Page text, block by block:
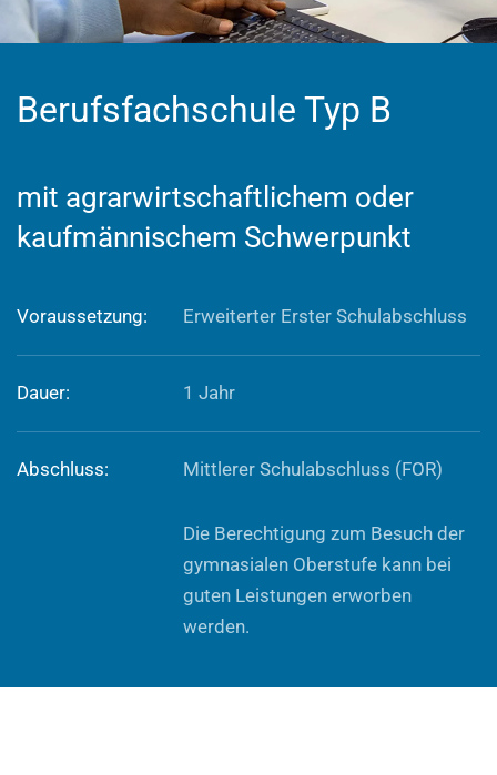
Berufsfachschule Typ B
mit agrarwirtschaftlichem oder
kaufmännischem Schwerpunkt
Voraussetzung: Erweiterter Erster Schulabschluss
Dauer: 1 Jahr
Abschluss: Mittlerer Schulabschluss (FOR)
Die Berechtigung zum Besuch der
gymnasialen Oberstufe kann bei
guten Leistungen erworben
werden.